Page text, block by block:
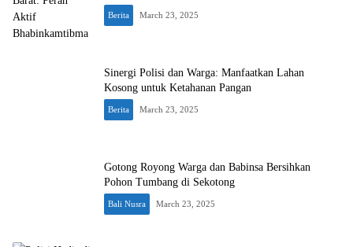
Berita March 23, 2025
Sinergi Polisi dan Warga: Manfaatkan Lahan
Kosong untuk Ketahanan Pangan
Berita March 23, 2025
Gotong Royong Warga dan Babinsa Bersihkan
Pohon Tumbang di Sekotong
Bali Nusra March 23, 2025